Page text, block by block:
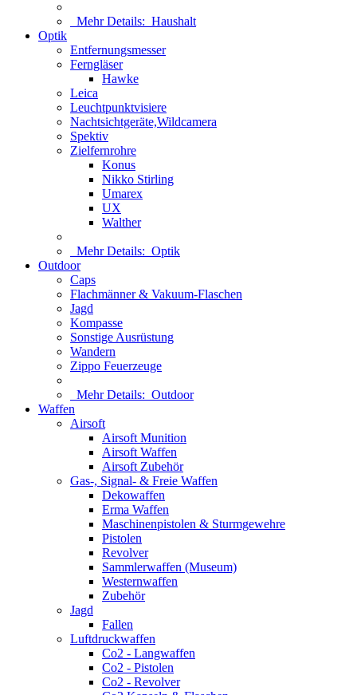
Mehr Details: Haushalt
Optik
Entfernungsmesser
Ferngläser
Hawke
Leica
Leuchtpunktvisiere
Nachtsichtgeräte,Wildcamera
Spektiv
Zielfernrohre
Konus
Nikko Stirling
Umarex
UX
Walther
Mehr Details: Optik
Outdoor
Caps
Flachmänner & Vakuum-Flaschen
Jagd
Kompasse
Sonstige Ausrüstung
Wandern
Zippo Feuerzeuge
Mehr Details: Outdoor
Waffen
Airsoft
Airsoft Munition
Airsoft Waffen
Airsoft Zubehör
Gas-, Signal- & Freie Waffen
Dekowaffen
Erma Waffen
Maschinenpistolen & Sturmgewehre
Pistolen
Revolver
Sammlerwaffen (Museum)
Westernwaffen
Zubehör
Jagd
Fallen
Luftdruckwaffen
Co2 - Langwaffen
Co2 - Pistolen
Co2 - Revolver